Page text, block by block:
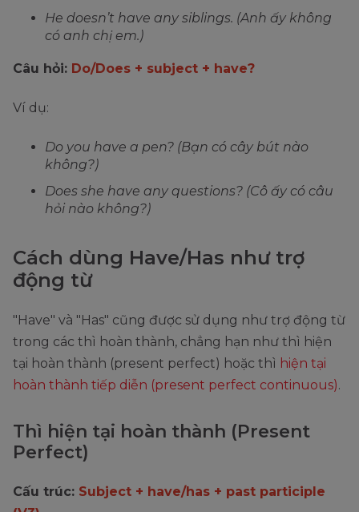
He doesn’t have any siblings. (Anh ấy không
có anh chị em.)
Câu hỏi: Do/Does + subject + have?
Ví dụ:
Do you have a pen? (Bạn có cây bút nào
không?)
Does she have any questions? (Cô ấy có câu
hỏi nào không?)
Cách dùng Have/Has như trợ
động từ
"Have" và "Has" cũng được sử dụng như trợ động từ
trong các thì hoàn thành, chẳng hạn như thì hiện
tại hoàn thành (present perfect) hoặc thì hiện tại
hoàn thành tiếp diễn (present perfect continuous).
Thì hiện tại hoàn thành (Present
Perfect)
Cấu trúc: Subject + have/has + past participle